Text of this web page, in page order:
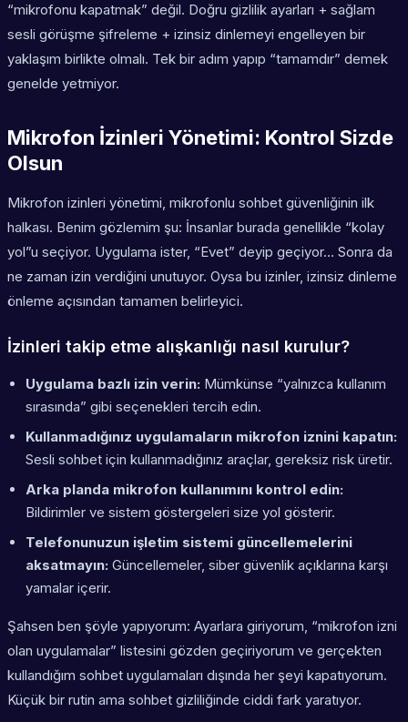
“mikrofonu kapatmak” değil. Doğru gizlilik ayarları + sağlam
sesli görüşme şifreleme + izinsiz dinlemeyi engelleyen bir
yaklaşım birlikte olmalı. Tek bir adım yapıp “tamamdır” demek
genelde yetmiyor.
Mikrofon İzinleri Yönetimi: Kontrol Sizde
Olsun
Mikrofon izinleri yönetimi, mikrofonlu sohbet güvenliğinin ilk
halkası. Benim gözlemim şu: İnsanlar burada genellikle “kolay
yol”u seçiyor. Uygulama ister, “Evet” deyip geçiyor… Sonra da
ne zaman izin verdiğini unutuyor. Oysa bu izinler, izinsiz dinleme
önleme açısından tamamen belirleyici.
İzinleri takip etme alışkanlığı nasıl kurulur?
Uygulama bazlı izin verin: Mümkünse “yalnızca kullanım
sırasında” gibi seçenekleri tercih edin.
Kullanmadığınız uygulamaların mikrofon iznini kapatın:
Sesli sohbet için kullanmadığınız araçlar, gereksiz risk üretir.
Arka planda mikrofon kullanımını kontrol edin:
Bildirimler ve sistem göstergeleri size yol gösterir.
Telefonunuzun işletim sistemi güncellemelerini
aksatmayın: Güncellemeler, siber güvenlik açıklarına karşı
yamalar içerir.
Şahsen ben şöyle yapıyorum: Ayarlara giriyorum, “mikrofon izni
olan uygulamalar” listesini gözden geçiriyorum ve gerçekten
kullandığım sohbet uygulamaları dışında her şeyi kapatıyorum.
Küçük bir rutin ama sohbet gizliliğinde ciddi fark yaratıyor.